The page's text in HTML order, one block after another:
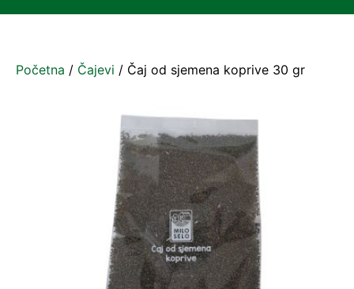
Početna / Čajevi / Čaj od sjemena koprive 30 gr